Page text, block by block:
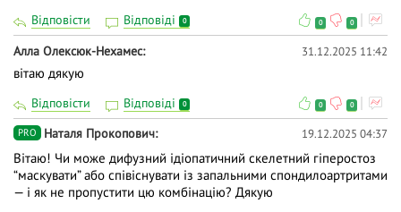
Відповісти Відповіді 0 0 0
Алла Олексюк-Нехамес 31.12.2025 11:42
вітаю дякую
Відповісти Відповіді 0 0 0
PRO Наталя Прокопович 19.12.2025 04:37
Вітаю! Чи може дифузний ідіопатичний скелетний гіперостоз
“маскувати” або співіснувати із запальними спондилоартритами
— і як не пропустити цю комбінацію? Дякую